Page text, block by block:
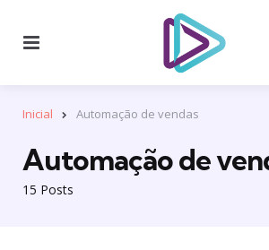
Inicial Automação de vendas
15 Posts
Automação de